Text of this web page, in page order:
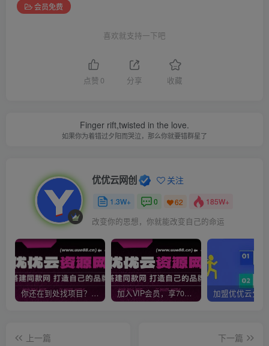
会员免费
喜欢就支持一下吧
点赞 0 分享 收藏
Finger rift,twisted in the love.
如果你为着错过夕阳而哭泣，那么你就要错群星了
优优云网创 关注
1.3W+ 0 62 185W+
改变你的思想，你就能改变自己的命运
你还在到处找项目？还在当韭菜？我靠网创资源站一个月收入5万+，曾经我也是个失败者。 加入VIP会员，享70%的推广提成，免费学习多种网上创业课程，菜鸟秒变大神！
上一篇
下一篇